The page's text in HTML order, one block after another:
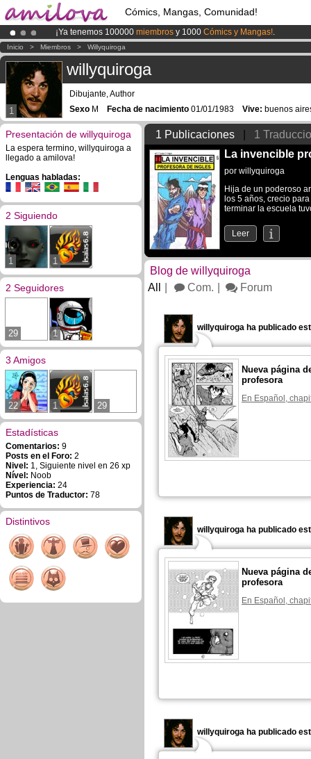
Cómics, Mangas, Comunidad!
¡Ya tenemos 100000 miembros y 1000 Cómics y Mangas!.
¡Conviertete en Premium por3.95 eurosal mes!Hazte Premium ya
¡El Kickstarter Amilova está desormado lanzado!.
Inicio > Miembros > Willyquiroga
1
willyquiroga
Dibujante, Author
Sexo M Fecha de nacimiento 01/01/1983 Vive: buenos
Presentación de willyquiroga
La espera termino, willyquiroga a
llegado a amilova!
Lenguas habladas:
2 Siguiendo
1 1
2 Seguidores
29 1
3 Amigos
22 1 29
Estadísticas
Comentarios: 9
Posts en el Foro: 2
Nivel: 1, Siguiente nivel en 26 xp
Nível: Noob
Experiencia: 24
Puntos de Traductor: 78
Distintivos
1 Publicaciones
1
La invencible
por willyquiroga
Hija de un poderoso
los 5 años, crecio
terminar la escuela
Leer
Blog de willyquiroga
All
Com. Forum
willyquiroga ha publicado
Nueva página
profesora
En Español,
willyquiroga ha publicado
Nueva página
profesora
En Español,
willyquiroga ha publicado